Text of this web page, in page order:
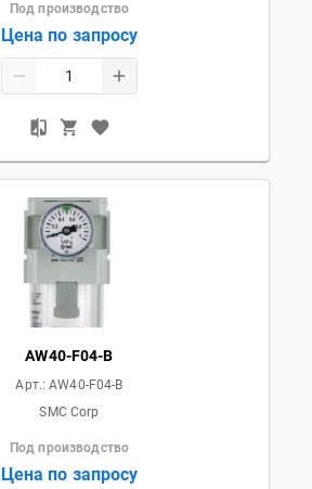
Под производство
Цена по запросу
AW40-F04-B
Арт.:AW40-F04-B
SMC Corp
Под производство
Цена по запросу